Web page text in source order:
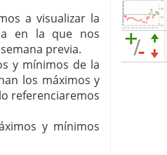
a visualizar la
en la que nos
previa.
y mínimos de la
los máximos y
referenciaremos
y mínimos